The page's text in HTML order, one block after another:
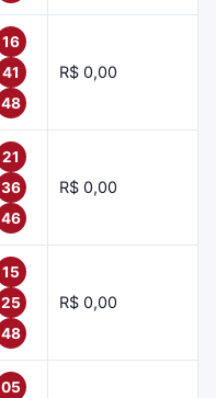
16
41
48
R$ 0,00
21
36
46
R$ 0,00
15
25
48
R$ 0,00
05